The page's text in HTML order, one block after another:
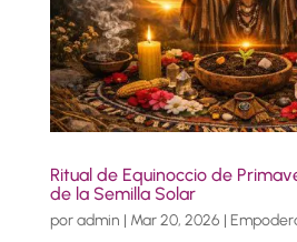
Ritual de Equinoccio de
de la Semilla Solar
poradmin | Mar 20, 2026 |